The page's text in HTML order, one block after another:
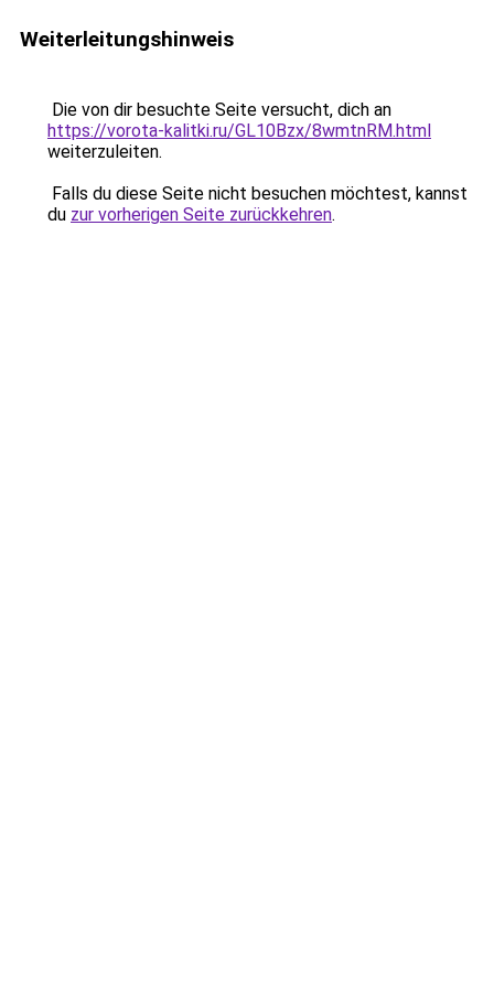
Weiterleitungshinweis
Die von dir besuchte Seite versucht, dich an
https://vorota-kalitki.ru/GL10Bzx/8wmtnRM.html
weiterzuleiten.
Falls du diese Seite nicht besuchen möchtest, kannst
du zur vorherigen Seite zurückkehren.